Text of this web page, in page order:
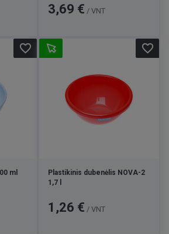
Kaina
3,69 € / VNT
ml
favorite_border
Plastikinis dubenėlis NOVA-2
1,7 l
Kaina
1,26 € / VNT
favorite_border